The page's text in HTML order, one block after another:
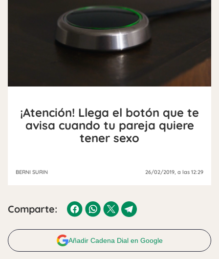
¡Atención! Llega el botón que te
avisa cuando tu pareja quiere
tener sexo
BERNI SURIN 26/02/2019 , a las 12:29
Comparte:
Añadir Cadena Dial en Google